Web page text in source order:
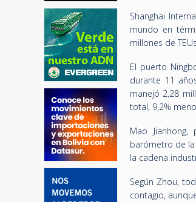
Shanghai
mundo en
millones de
El puerto
durante 11
manejó 2,28
total, 9,2%
Mao
barómetro de
la cadena
Según Zhou,
contagio,